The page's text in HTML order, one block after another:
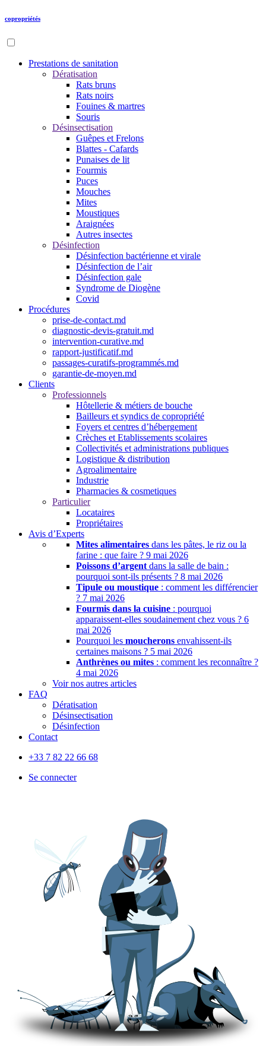
copropriétés
Prestations de sanitation
Dératisation
Rats bruns
Rats noirs
Fouines & martres
Souris
Désinsectisation
Guêpes et Frelons
Blattes - Cafards
Punaises de lit
Fourmis
Puces
Mouches
Mites
Moustiques
Araignées
Autres insectes
Désinfection
Désinfection bactérienne et virale
Désinfection de l’air
Désinfection gale
Syndrome de Diogène
Covid
Procédures
prise-de-contact.md
diagnostic-devis-gratuit.md
intervention-curative.md
rapport-justificatif.md
passages-curatifs-programmés.md
garantie-de-moyen.md
Clients
Professionnels
Hôtellerie & métiers de bouche
Bailleurs et syndics de copropriété
Foyers et centres d’hébergement
Crèches et Etablissements scolaires
Collectivités et administrations publiques
Logistique & distribution
Agroalimentaire
Industrie
Pharmacies & cosmetiques
Particulier
Locataires
Propriétaires
Avis d’Experts
Mites alimentaires dans les pâtes, le riz ou la
farine : que faire ? 9 mai 2026
Poissons d’argent dans la salle de bain :
pourquoi sont-ils présents ? 8 mai 2026
Tipule ou moustique : comment les différencier
? 7 mai 2026
Fourmis dans la cuisine : pourquoi
apparaissent-elles soudainement chez vous ? 6
mai 2026
Pourquoi les moucherons envahissent-ils
certaines maisons ? 5 mai 2026
Anthrènes ou mites : comment les reconnaître ?
4 mai 2026
Voir nos autres articles
FAQ
Dératisation
Désinsectisation
Désinfection
Contact
+33 7 82 22 66 68
Se connecter